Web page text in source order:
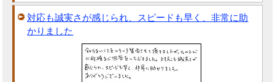
対応も誠実さが感じられ、スピードも早く、非常に助
かりました